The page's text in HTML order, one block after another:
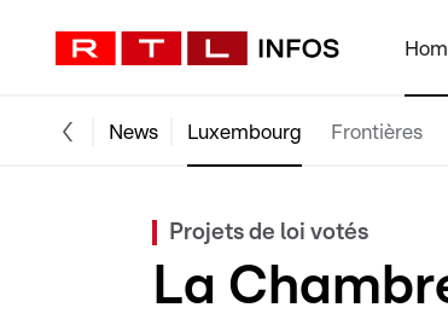
News Luxembourg Frontières
Projets de loi votés
La